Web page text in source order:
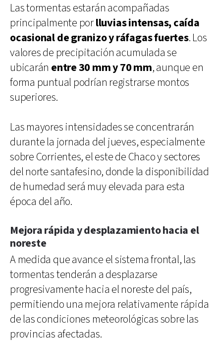
Las tormentas estarán acompañadas
principalmente porlluvias intensas, caída
ocasional de granizo y ráfagas fuertes. Los
valores de precipitación acumulada se
ubicarán entre 30 mm y 70 mm, aunque en
forma puntual podrían registrarse montos
superiores.
Las mayores intensidades se concentrarán
durante la jornada del jueves, especialmente
sobre Corrientes, el este de Chaco y sectores
del norte santafesino, donde la disponibilidad
de humedad será muy elevada para esta
época del año.
Mejora rápida y desplazamiento hacia el
noreste
A medida que avance el sistema frontal, las
tormentas tenderán a desplazarse
progresivamente hacia el noreste del país,
permitiendo una mejora relativamente rápida
de las condiciones meteorológicas sobre las
provincias afectadas.